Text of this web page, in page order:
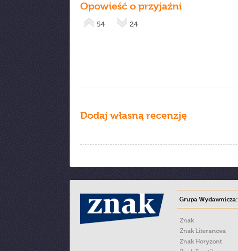
Opowieść o przyjaźni
54 24
Dodaj własną recenzję
Grupa Wydawnicza:
Znak
Znak Literanova
Znak Horyzont